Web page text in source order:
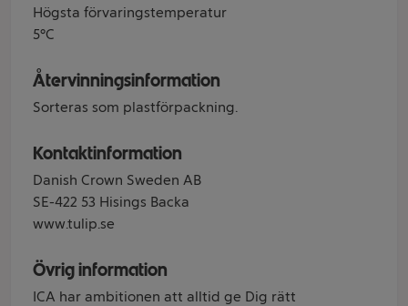
Högsta förvaringstemperatur
5°C
Återvinningsinformation
Sorteras som plastförpackning.
Kontaktinformation
Danish Crown Sweden AB
SE-422 53 Hisings Backa
www.tulip.se
Övrig information
ICA har ambitionen att alltid ge Dig rätt